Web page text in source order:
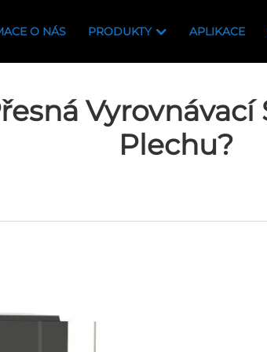
O NÁS PRODUKTY APLIKACE
Plechu?